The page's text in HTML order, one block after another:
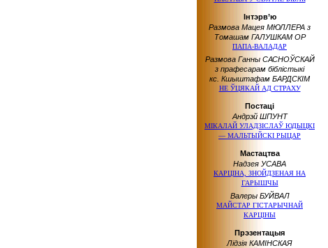
Інтэрв’ю
Размова Мацея МЮЛЛЕРА з
Томашам ГАЛУШКАМ OP
ПАПА-ВАЛАДАР
Размова Ганны САСНОЎСКАЙ
з прафесарам біблістыкі
кс. Кшыштафам БАРДСКІМ
НЕ ЎЦЯКАЙ АД СТРАХУ
Постаці
Андрэй ШПУНТ
МІКАЛАЙ УЛАДЗІСЛАЎ ЮДЫЦКІ
— МАЛЬТЫЙСКІ РЫЦАР
Мастацтва
Надзея УСАВА
КАРЦІНА, ЗНОЙДЗЕНАЯ НА
ГАРЫШЧЫ
Валеры БУЙВАЛ
МАЙСТАР ГІСТАРЫЧНАЙ
КАРЦІНЫ
Прэзентацыя
Лідзія КАМІНСКАЯ